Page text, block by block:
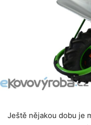
Ještě nějakou dobu je